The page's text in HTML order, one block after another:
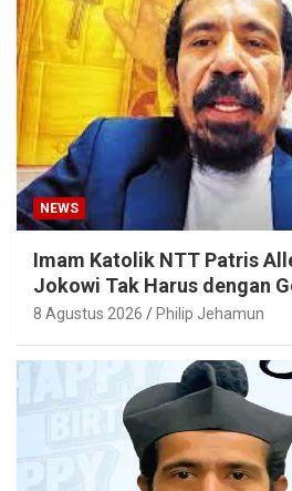
NEWS
Imam Katolik NTT Patris
Jokowi Tak Harus dengan
8 Agustus 2026 Philip Jehamun